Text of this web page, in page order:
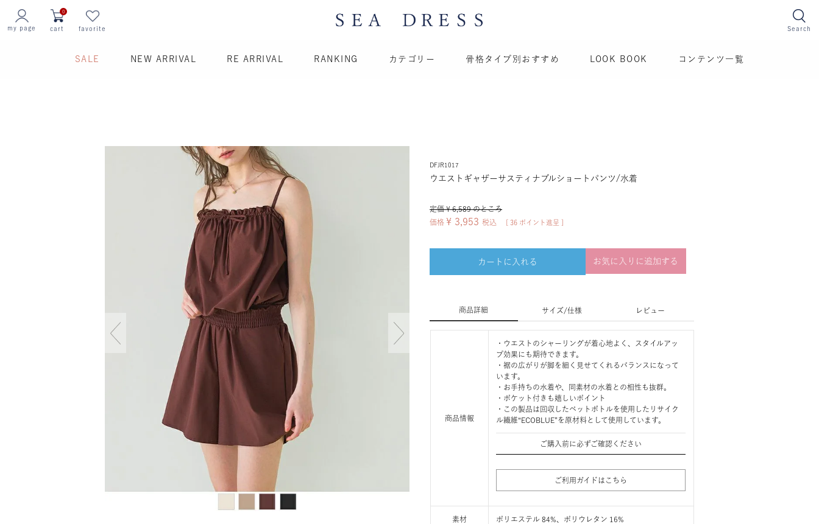
Search
my page cart
0
favorite
SALE NEW ARRIVAL RE ARRIVAL RANKING カテゴリー 骨格タイプ別おすすめ LOOK BOOK コンテンツ一覧
DFJR1017
ウエストギャザーサスティナブルショートパンツ/水着
定価 ¥ 6,589 のところ
価格 ¥ 3,953 税込 36 ポイント進呈 ]
カートに入れる お気に入りに追加する
商品詳細 サイズ/仕様 レビュー
商品情報
・ウエストのシャーリングが着心地よく、スタイルアッ
プ効果にも期待できます。
・裾の広がりが脚を細く見せてくれるバランスになって
います。
・お手持ちの水着や、同素材の水着との相性も抜群。
・ポケット付きも嬉しいポイント
・この製品は回収したペットボトルを使用したリサイク
ル繊維“ECOBLUE”を原材料として使用しています。
ご購入前に必ずご確認ください
ご利用ガイドはこちら
素材 ポリエステル 84%、ポリウレタン 16%